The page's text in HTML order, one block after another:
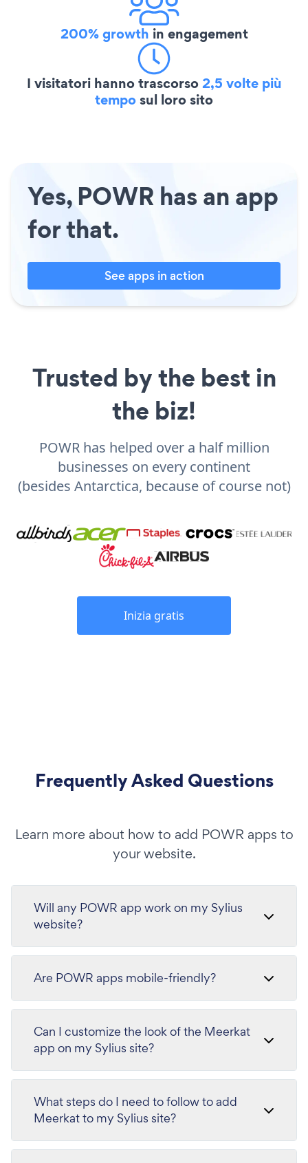
200% growth in engagement
I visitatori hanno trascorso2,5 volte più
temposul loro sito
Yes, POWR has an app
for that.
See apps in action
Trusted by the best in
the biz!
POWR has helped over a half million
businesses on every continent
(besides Antarctica, because of course not)
Inizia gratis
Frequently Asked Questions
Learn more about how to add POWR apps to
your website.
Will any POWR app work on my Sylius
website?
Are POWR apps mobile-friendly?
Can I customize the look of the Meerkat
app on my Sylius site?
What steps do I need to follow to add
Meerkat to my Sylius site?